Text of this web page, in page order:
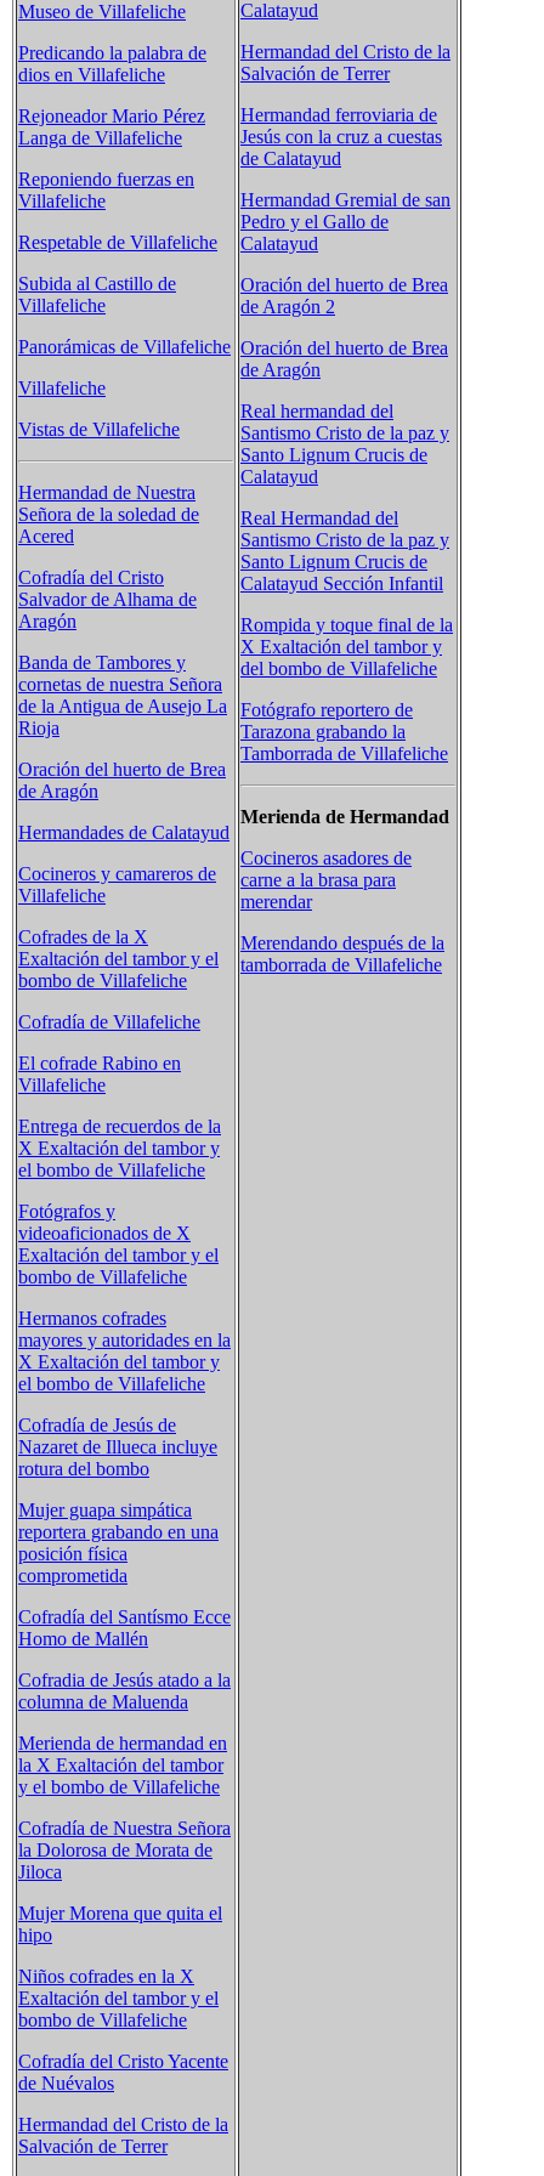
Museo de Villafeliche
Predicando la palabra de
dios en Villafeliche
Rejoneador Mario Pérez
Langa de Villafeliche
Reponiendo fuerzas en
Villafeliche
Respetable de Villafeliche
Subida al Castillo de
Villafeliche
Panorámicas de Villafeliche
Villafeliche
Vistas de Villafeliche
Hermandad de Nuestra
Señora de la soledad de
Acered
Cofradía del Cristo
Salvador de Alhama de
Aragón
Banda de Tambores y
cornetas de nuestra Señora
de la Antigua de Ausejo La
Rioja
Oración del huerto de Brea
de Aragón
Hermandades de Calatayud
Cocineros y camareros de
Villafeliche
Cofrades de la X
Exaltación del tambor y el
bombo de Villafeliche
Cofradía de Villafeliche
El cofrade Rabino en
Villafeliche
Entrega de recuerdos de la
X Exaltación del tambor y
el bombo de Villafeliche
Fotógrafos y
videoaficionados de X
Exaltación del tambor y el
bombo de Villafeliche
Hermanos cofrades
mayores y autoridades en la
X Exaltación del tambor y
el bombo de Villafeliche
Cofradía de Jesús de
Nazaret de Illueca incluye
rotura del bombo
Mujer guapa simpática
reportera grabando en una
posición física
comprometida
Cofradía del Santísmo Ecce
Homo de Mallén
Cofradia de Jesús atado a la
columna de Maluenda
Merienda de hermandad en
la X Exaltación del tambor
y el bombo de Villafeliche
Cofradía de Nuestra Señora
la Dolorosa de Morata de
Jiloca
Mujer Morena que quita el
hipo
Niños cofrades en la X
Exaltación del tambor y el
bombo de Villafeliche
Cofradía del Cristo Yacente
de Nuévalos
Hermandad del Cristo de la
Salvación de Terrer
Calatayud
Hermandad del Cristo de la
Salvación de Terrer
Hermandad ferroviaria de
Jesús con la cruz a cuestas
de Calatayud
Hermandad Gremial de san
Pedro y el Gallo de
Calatayud
Oración del huerto de Brea
de Aragón 2
Oración del huerto de Brea
de Aragón
Real hermandad del
Santismo Cristo de la paz y
Santo Lignum Crucis de
Calatayud
Real Hermandad del
Santismo Cristo de la paz y
Santo Lignum Crucis de
Calatayud Sección Infantil
Rompida y toque final de la
X Exaltación del tambor y
del bombo de Villafeliche
Fotógrafo reportero de
Tarazona grabando la
Tamborrada de Villafeliche
Merienda de Hermandad
Cocineros asadores de
carne a la brasa para
merendar
Merendando después de la
tamborrada de Villafeliche